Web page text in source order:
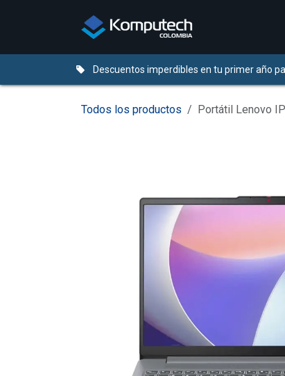
Descuentos imperdibles en tu primer año
Todos los productos Portátil Lenovo